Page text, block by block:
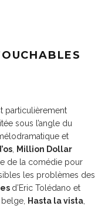
particulièrement
sous l’angle du
et
Million Dollar
de la comédie pour
les problèmes des
d’Eric Tolédano et
Hasta la vista